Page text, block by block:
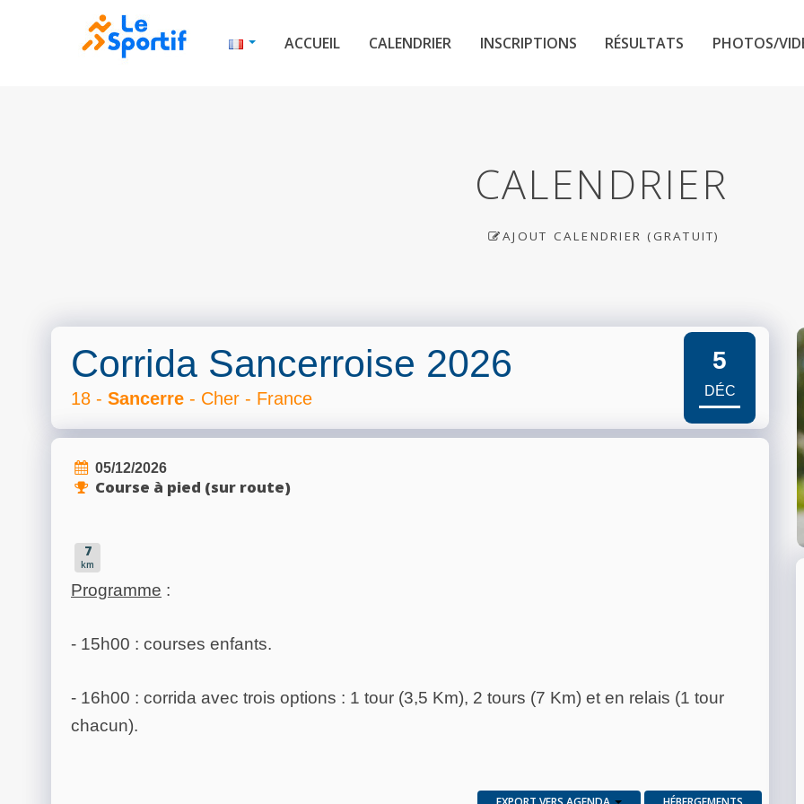
ACCUEIL CALENDRIER INSCRIPTIONS RÉSULTATS PHOTOS/
CALENDRIER
AJOUT CALENDRIER (GRATUIT)
Corrida Sancerroise 2026
18 - Sancerre - Cher - France
5
DÉC
05/12/2026
Course à pied (sur route)
7
km
Programme :
- 15h00 : courses enfants.
- 16h00 : corrida avec trois options : 1 tour (3,5 Km), 2 tours (7 Km) et en relais (1 tour
chacun).